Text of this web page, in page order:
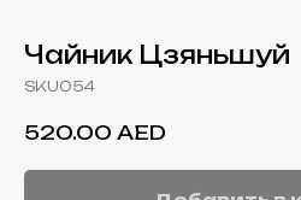
Чайник Цзяньшуй
SKU054
520.00 AED